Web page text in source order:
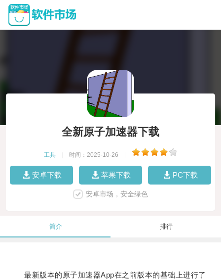
全新原子加速器下载
工具 时间：2025-10-26
安卓下载 苹果下载 PC下载
安卓市场，安全绿色
简介 排行
最新版本的原子加速器App在之前版本的基础上进行了